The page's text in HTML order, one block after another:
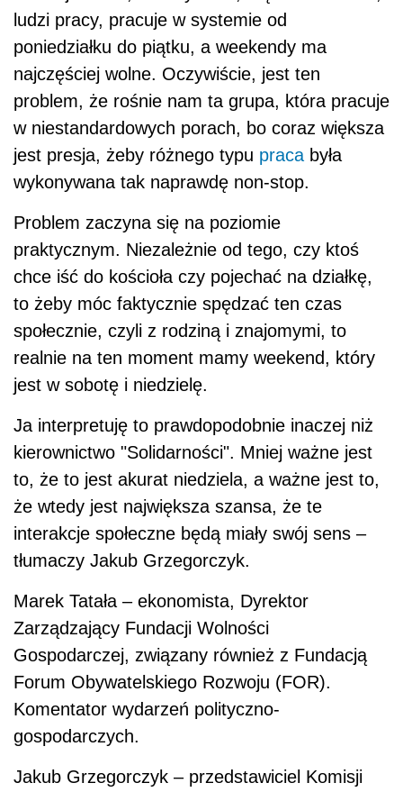
ludzi pracy, pracuje w systemie od
poniedziałku do piątku, a weekendy ma
najczęściej wolne. Oczywiście, jest ten
problem, że rośnie nam ta grupa, która pracuje
w niestandardowych porach, bo coraz większa
jest presja, żeby różnego typu praca była
wykonywana tak naprawdę non-stop.
Problem zaczyna się na poziomie
praktycznym. Niezależnie od tego, czy ktoś
chce iść do kościoła czy pojechać na działkę,
to żeby móc faktycznie spędzać ten czas
społecznie, czyli z rodziną i znajomymi, to
realnie na ten moment mamy weekend, który
jest w sobotę i niedzielę.
Ja interpretuję to prawdopodobnie inaczej niż
kierownictwo "Solidarności". Mniej ważne jest
to, że to jest akurat niedziela, a ważne jest to,
że wtedy jest największa szansa, że te
interakcje społeczne będą miały swój sens –
tłumaczy Jakub Grzegorczyk.
Marek Tatała – ekonomista, Dyrektor
Zarządzający Fundacji Wolności
Gospodarczej, związany również z Fundacją
Forum Obywatelskiego Rozwoju (FOR).
Komentator wydarzeń polityczno-
gospodarczych.
Jakub Grzegorczyk – przedstawiciel Komisji